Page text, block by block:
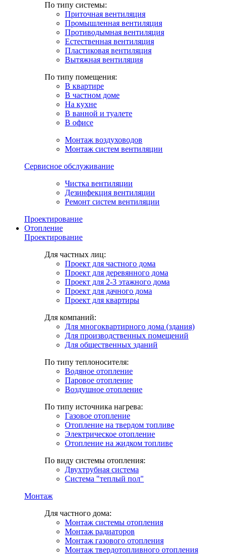
По типу системы:
Приточная вентиляция
Промышленная вентиляция
Противодымная вентиляция
Естественная вентиляция
Пластиковая вентиляция
Вытяжная вентиляция
По типу помещения:
В квартире
В частном доме
На кухне
В ванной и туалете
В офисе
Монтаж воздуховодов
Монтаж систем вентиляции
Сервисное обслуживание
Чистка вентиляции
Дезинфекция вентиляции
Ремонт систем вентиляции
Проектирование
Отопление
Проектирование
Для частных лиц:
Проект для частного дома
Проект для деревянного дома
Проект для 2-3 этажного дома
Проект для дачного дома
Проект для квартиры
Для компаний:
Для многоквартирного дома (здания)
Для производственных помещений
Для общественных зданий
По типу теплоносителя:
Водяное отопление
Паровое отопление
Воздушное отопление
По типу источника нагрева:
Газовое отопление
Отопление на твердом топливе
Электрическое отопление
Отопление на жидком топливе
По виду системы отопления:
Двухтрубная система
Система "теплый пол"
Монтаж
Для частного дома:
Монтаж системы отопления
Монтаж радиаторов
Монтаж газового отопления
Монтаж твердотопливного отопления